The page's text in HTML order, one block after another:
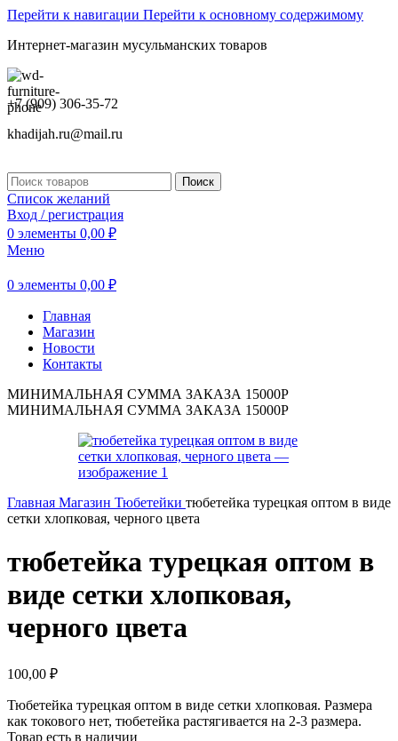
Перейти к навигации Перейти к основному содержимому
Интернет-магазин мусульманских товаров
+7 (909) 306-35-72
khadijah.ru@mail.ru
Поиск
Список желаний
Вход / регистрация
0 элементы 0,00 ₽
Меню
0 элементы 0,00 ₽
Главная
Магазин
Новости
Контакты
МИНИМАЛЬНАЯ СУММА ЗАКАЗА 15000Р
МИНИМАЛЬНАЯ СУММА ЗАКАЗА 15000Р
Главная Магазин Тюбетейки тюбетейка турецкая оптом в виде
сетки хлопковая, черного цвета
тюбетейка турецкая оптом в
виде сетки хлопковая,
черного цвета
100,00 ₽
Тюбетейка турецкая оптом в виде сетки хлопковая. Размера
как токового нет, тюбетейка растягивается на 2-3 размера.
Товар есть в наличии